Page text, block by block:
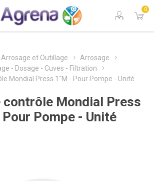
0
Arrosage et Outillage
Arrosage
- Dosage - Cuves - Filtration
Mondial Press 1"M - Pour Pompe - Unité
contrôle Mondial Press
Pompe - Unité